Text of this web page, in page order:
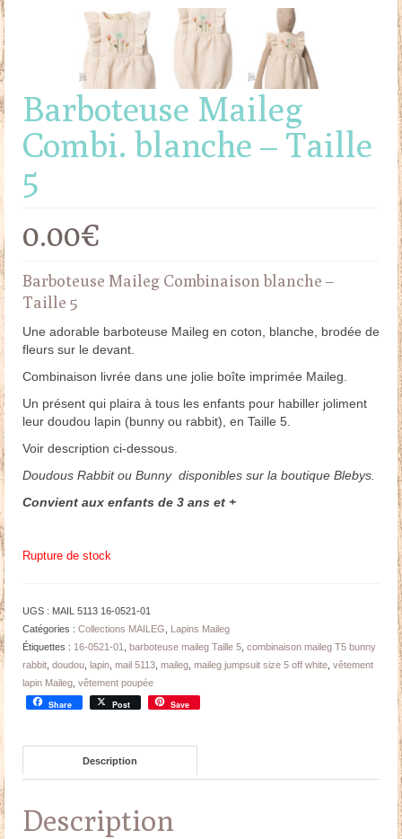
Barboteuse Maileg
Combi. blanche – Taille
5
0.00€
Barboteuse Maileg Combinaison blanche –
Taille 5
Une adorable barboteuse Maileg en coton, blanche, brodée de
fleurs sur le devant.
Combinaison livrée dans une jolie boîte imprimée Maileg.
Un présent qui plaira à tous les enfants pour habiller joliment
leur doudou lapin (bunny ou rabbit), en Taille 5.
Voir description ci-dessous.
Doudous Rabbit ou Bunny disponibles sur la boutique Blebys.
Convient aux enfants de 3 ans et +
Rupture de stock
UGS : MAIL 5113 16-0521-01
Catégories : Collections MAILEG
Lapins Maileg
Étiquettes : 16-0521-01 barboteuse maileg Taille 5 combinaison maileg T5 bunny
rabbit doudou lapin mail 5113 maileg maileg jumpsuit size 5 off white vêtement
lapin Maileg vêtement poupée
Share Post Save
Description
Description